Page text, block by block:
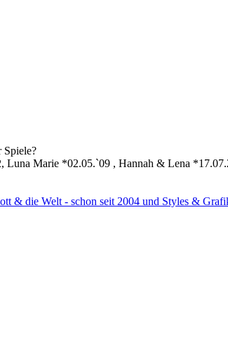
Spiele?
Marie *02.05.`09 , Hannah & Lena
& die Welt - schon seit 2004 und Styles &